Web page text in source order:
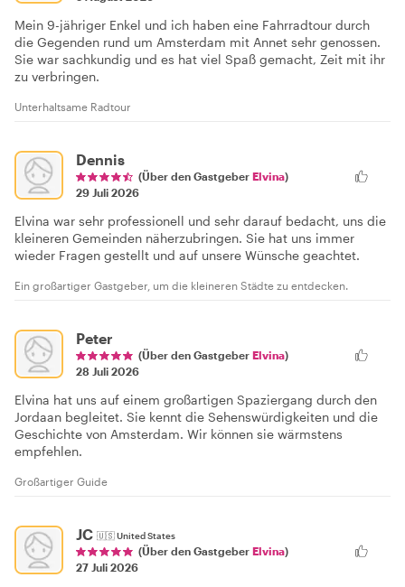
Mein 9-jähriger Enkel und ich haben eine Fahrradtour durch
die Gegenden rund um Amsterdam mit Annet sehr genossen.
Sie war sachkundig und es hat viel Spaß gemacht, Zeit mit ihr
zu verbringen.
Unterhaltsame Radtour
Dennis
(Über den Gastgeber Elvina)
29 Juli 2026
Elvina war sehr professionell und sehr darauf bedacht, uns die
kleineren Gemeinden näherzubringen. Sie hat uns immer
wieder Fragen gestellt und auf unsere Wünsche geachtet.
Ein großartiger Gastgeber, um die kleineren Städte zu entdecken.
Peter
(Über den Gastgeber Elvina)
28 Juli 2026
Elvina hat uns auf einem großartigen Spaziergang durch den
Jordaan begleitet. Sie kennt die Sehenswürdigkeiten und die
Geschichte von Amsterdam. Wir können sie wärmstens
empfehlen.
Großartiger Guide
JC 🇺🇸United States
(Über den Gastgeber Elvina)
27 Juli 2026